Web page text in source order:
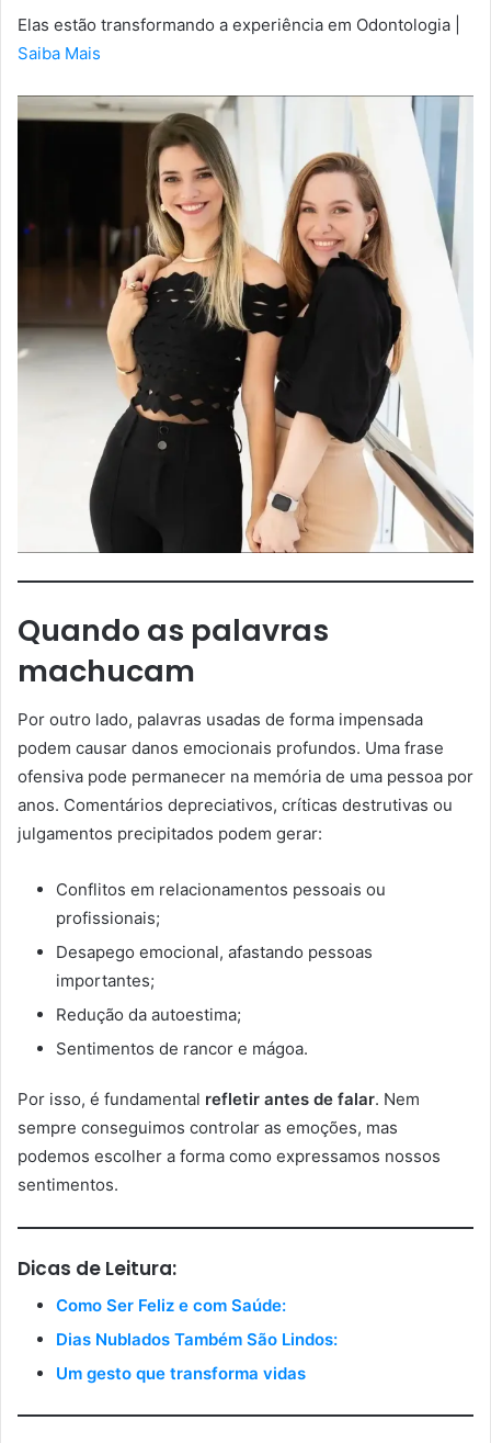
Elas estão transformando a experiência em Odontologia |
Saiba Mais
Quando as palavras
machucam
Por outro lado, palavras usadas de forma impensada
podem causar danos emocionais profundos. Uma frase
ofensiva pode permanecer na memória de uma pessoa por
anos. Comentários depreciativos, críticas destrutivas ou
julgamentos precipitados podem gerar:
Conflitos em relacionamentos pessoais ou
profissionais;
Desapego emocional, afastando pessoas
importantes;
Redução da autoestima;
Sentimentos de rancor e mágoa.
Por isso, é fundamental refletir antes de falar. Nem
sempre conseguimos controlar as emoções, mas
podemos escolher a forma como expressamos nossos
sentimentos.
Dicas de Leitura:
Como Ser Feliz e com Saúde:
Dias Nublados Também São Lindos:
Um gesto que transforma vidas